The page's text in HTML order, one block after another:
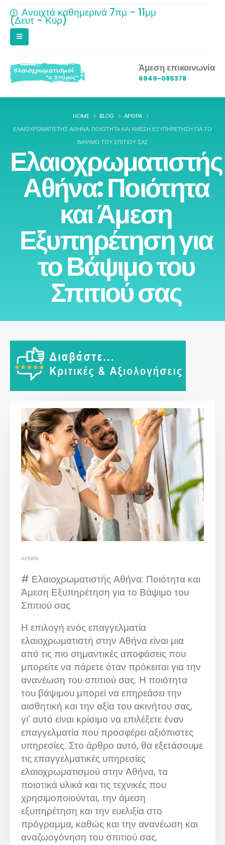
Ανοιχτά καθημερινά 7πμ - 11μμ
(Δευτ - Κυρ)
Άμεση επικοινωνία
6949-085378
HOME BLOG
ΆΡΘΡΑ
ΕΛΑΙΟΧΡΩΜΑΤΙΣΤΉΣ ΑΘΉΝΑ: ΠΟΙΌΤΗΤΑ ΚΑΙ ΆΜΕΣΗ ΕΞΥΠΗΡΈΤΗΣΗ ΓΙΑ ΤΟ
ΒΆΨΙΜΟ ΤΟΥ ΣΠΙΤΙΟΎ ΣΑΣ
Ελαιοχρωματιστής
Αθήνα: Ποιότητα
και Άμεση
Εξυπηρέτηση για
το Βάψιμο του
Σπιτιού σας
ΆΡΘΡΑ
# Ελαιοχρωματιστής Αθήνα: Ποιότητα και
Άμεση Εξυπηρέτηση για το Βάψιμο του
Σπιτιού σας
Η επιλογή ενός επαγγελματία
ελαιοχρωματιστή στην Αθήνα είναι μια
από τις πιο σημαντικές αποφάσεις που
μπορείτε να πάρετε όταν πρόκειται για την
ανανέωση του σπιτιού σας. Η ποιότητα
του βάψιμου μπορεί να επηρεάσει την
αισθητική και την αξία του ακινήτου σας,
γι’ αυτό είναι κρίσιμο να επιλέξετε έναν
επαγγελματία που προσφέρει αξιόπιστες
υπηρεσίες. Στο άρθρο αυτό, θα εξετάσουμε
τις επαγγελματικές υπηρεσίες
ελαιοχρωματισμού στην Αθήνα, τα
ποιοτικά υλικά και τις τεχνικές που
χρησιμοποιούνται, την άμεση
εξυπηρέτηση και την ευελιξία στο
πρόγραμμα, καθώς και την ανανέωση και
αναζωογόνηση του σπιτιού σας.